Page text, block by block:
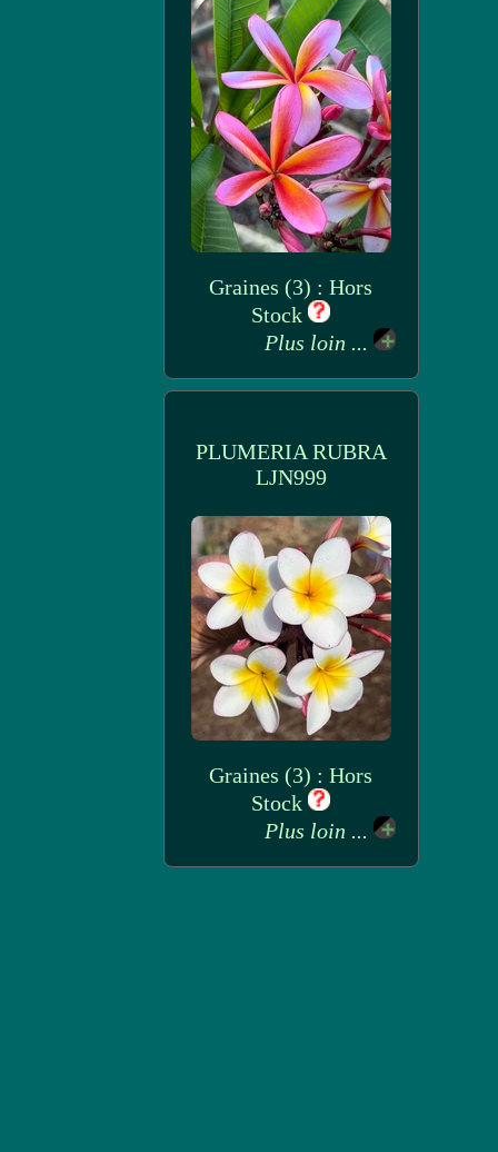
Graines (3) : Hors
Stock
Plus loin ...
PLUMERIA RUBRA
LJN999
Graines (3) : Hors
Stock
Plus loin ...